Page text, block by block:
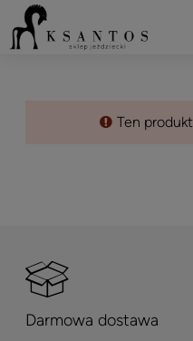
Ten
Darmowa dostawa